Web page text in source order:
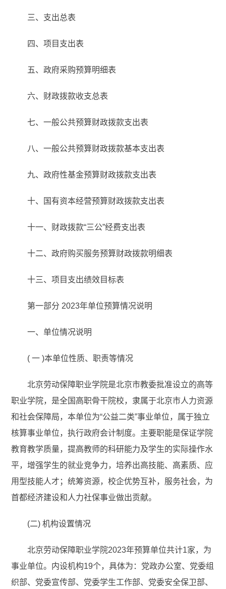
三、支出总表
四、项目支出表
五、政府采购预算明细表
六、财政拨款收支总表
七、一般公共预算财政拨款支出表
八、一般公共预算财政拨款基本支出表
九、政府性基金预算财政拨款支出表
十、国有资本经营预算财政拨款支出表
十一、财政拨款“三公”经费支出表
十二、政府购买服务预算财政拨款明细表
十三、项目支出绩效目标表
第一部分 2023年单位预算情况说明
一、单位情况说明
( 一 )本单位性质、职责等情况
北京劳动保障职业学院是北京市教委批准设立的高等
职业学院，是全国高职骨干院校，隶属于北京市人力资源
和社会保障局，本单位为“公益二类”事业单位，属于独立
核算事业单位，执行政府会计制度。主要职能是保证学院
教育教学质量，提高教师的科研能力及学生的实际操作水
平，增强学生的就业竞争力，培养出高技能、高素质、应
用型技能人才；统筹资源，校企优势互补，服务社会，为
首都经济建设和人力社保事业做出贡献。
(二) 机构设置情况
北京劳动保障职业学院2023年预算单位共计1家，为
事业单位。内设机构19个，具体为：党政办公室、党委组
织部、党委宣传部、党委学生工作部、党委安全保卫部、